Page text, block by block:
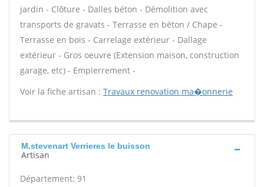
jardin - Clôture - Dalles béton - Démolition avec
transports de gravats - Terrasse en béton / Chape -
Terrasse en bois - Carrelage extérieur - Dallage
extérieur - Gros oeuvre (Extension maison, construction
garage, etc) - Empierrement -
Voir la fiche artisan : Travaux renovation ma�onnerie
M.stevenart Verrieres le buisson
Artisan
Département: 91